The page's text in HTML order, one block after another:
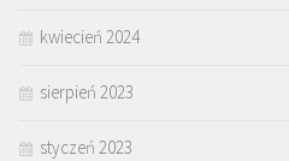
kwiecień 2024
sierpień 2023
styczeń 2023